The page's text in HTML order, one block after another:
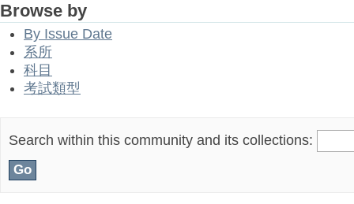
Browse by
By Issue Date
系所
科目
考試類型
Search within this community and its collections: